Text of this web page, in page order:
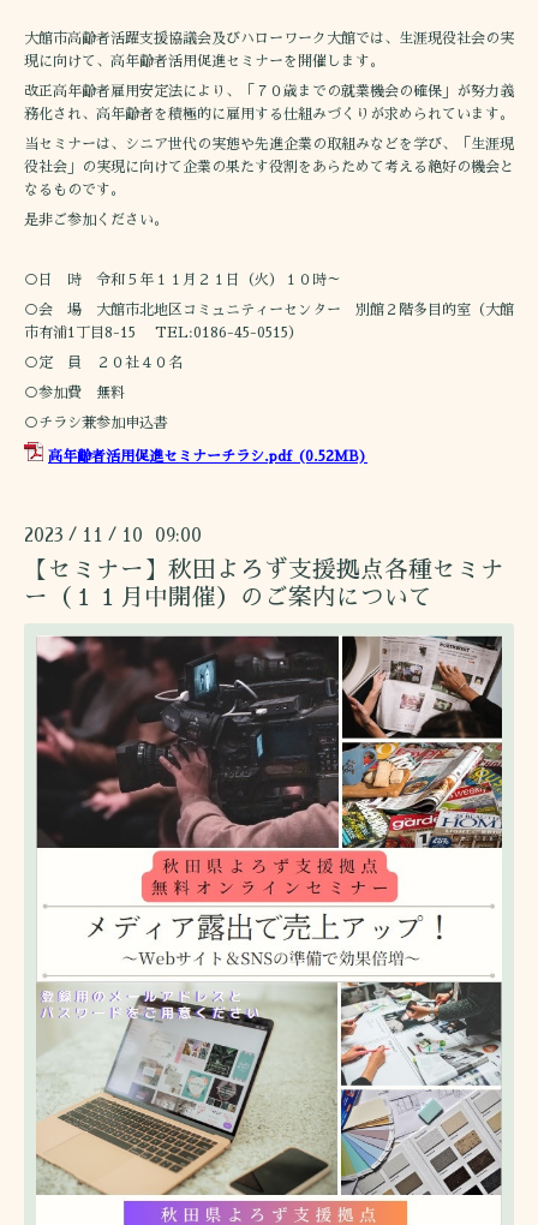
大館市高齢者活躍支援協議会及びハローワーク大館では、生涯現役社会の実
現に向けて、高年齢者活用促進セミナーを開催します。
改正高年齢者雇用安定法により、「７０歳までの就業機会の確保」が努力義
務化され、高年齢者を積極的に雇用する仕組みづくりが求められています。
当セミナーは、シニア世代の実態や先進企業の取組みなどを学び、「生涯現
役社会」の実現に向けて企業の果たす役割をあらためて考える絶好の機会と
なるものです。
是非ご参加ください。
○日 時 令和５年１１月２１日（火）１０時～
○会 場 大館市北地区コミュニティーセンター 別館２階多目的室（大館
市有浦1丁目8-15 TEL:0186-45-0515）
○定 員 ２０社４０名
○参加費 無料
○チラシ兼参加申込書
高年齢者活用促進セミナーチラシ.pdf(0.52MB)
2023 / 11 / 10 09:00
【セミナー】秋田よろず支援拠点各種セミナ
ー（１１月中開催）のご案内について